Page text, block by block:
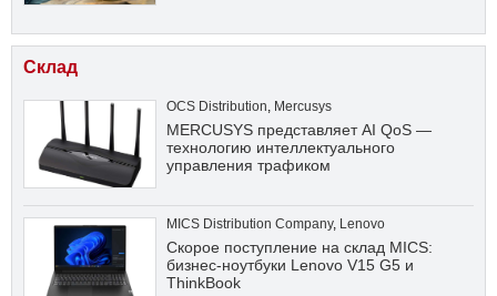
Склад
OCS Distribution, Mercusys
MERCUSYS представляет AI QoS —
технологию интеллектуального
управления трафиком
MICS Distribution Company, Lenovo
Скорое поступление на склад MICS:
бизнес-ноутбуки Lenovo V15 G5 и
ThinkBook